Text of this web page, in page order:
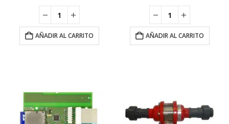
AÑADIR AL CARRITO AÑADIR AL CARRITO